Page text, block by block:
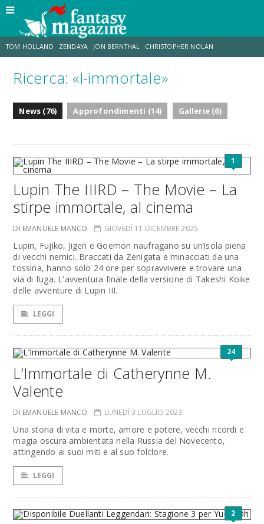
TOM HOLLAND ZENDAYA JON BERNTHAL CHRISTOPHER NOLAN
STRANIMONDI LUCCA COMICS & GAMES ODISSEA
Ricerca: «l-immortale»
News (76) Approfondimenti (14) Gallerie (6)
1
Lupin The IIIRD – The Movie – La
stirpe immortale, al cinema
DI EMANUELE MANCO GIOVEDÌ 11 DICEMBRE 2025
Lupin, Fujiko, Jigen e Goemon naufragano su un’isola piena
di vecchi nemici. Braccati da Zenigata e minacciati da una
tossina, hanno solo 24 ore per sopravvivere e trovare una
via di fuga. L'avventura finale della versione di Takeshi Koike
delle avventure di Lupin III.
LEGGI
24
L’Immortale di Catherynne M.
Valente
DI EMANUELE MANCO LUNEDÌ 3 LUGLIO 2023
Una storia di vita e morte, amore e potere, vecchi ricordi e
magia oscura ambientata nella Russia del Novecento,
attingendo ai suoi miti e al suo folclore.
LEGGI
2